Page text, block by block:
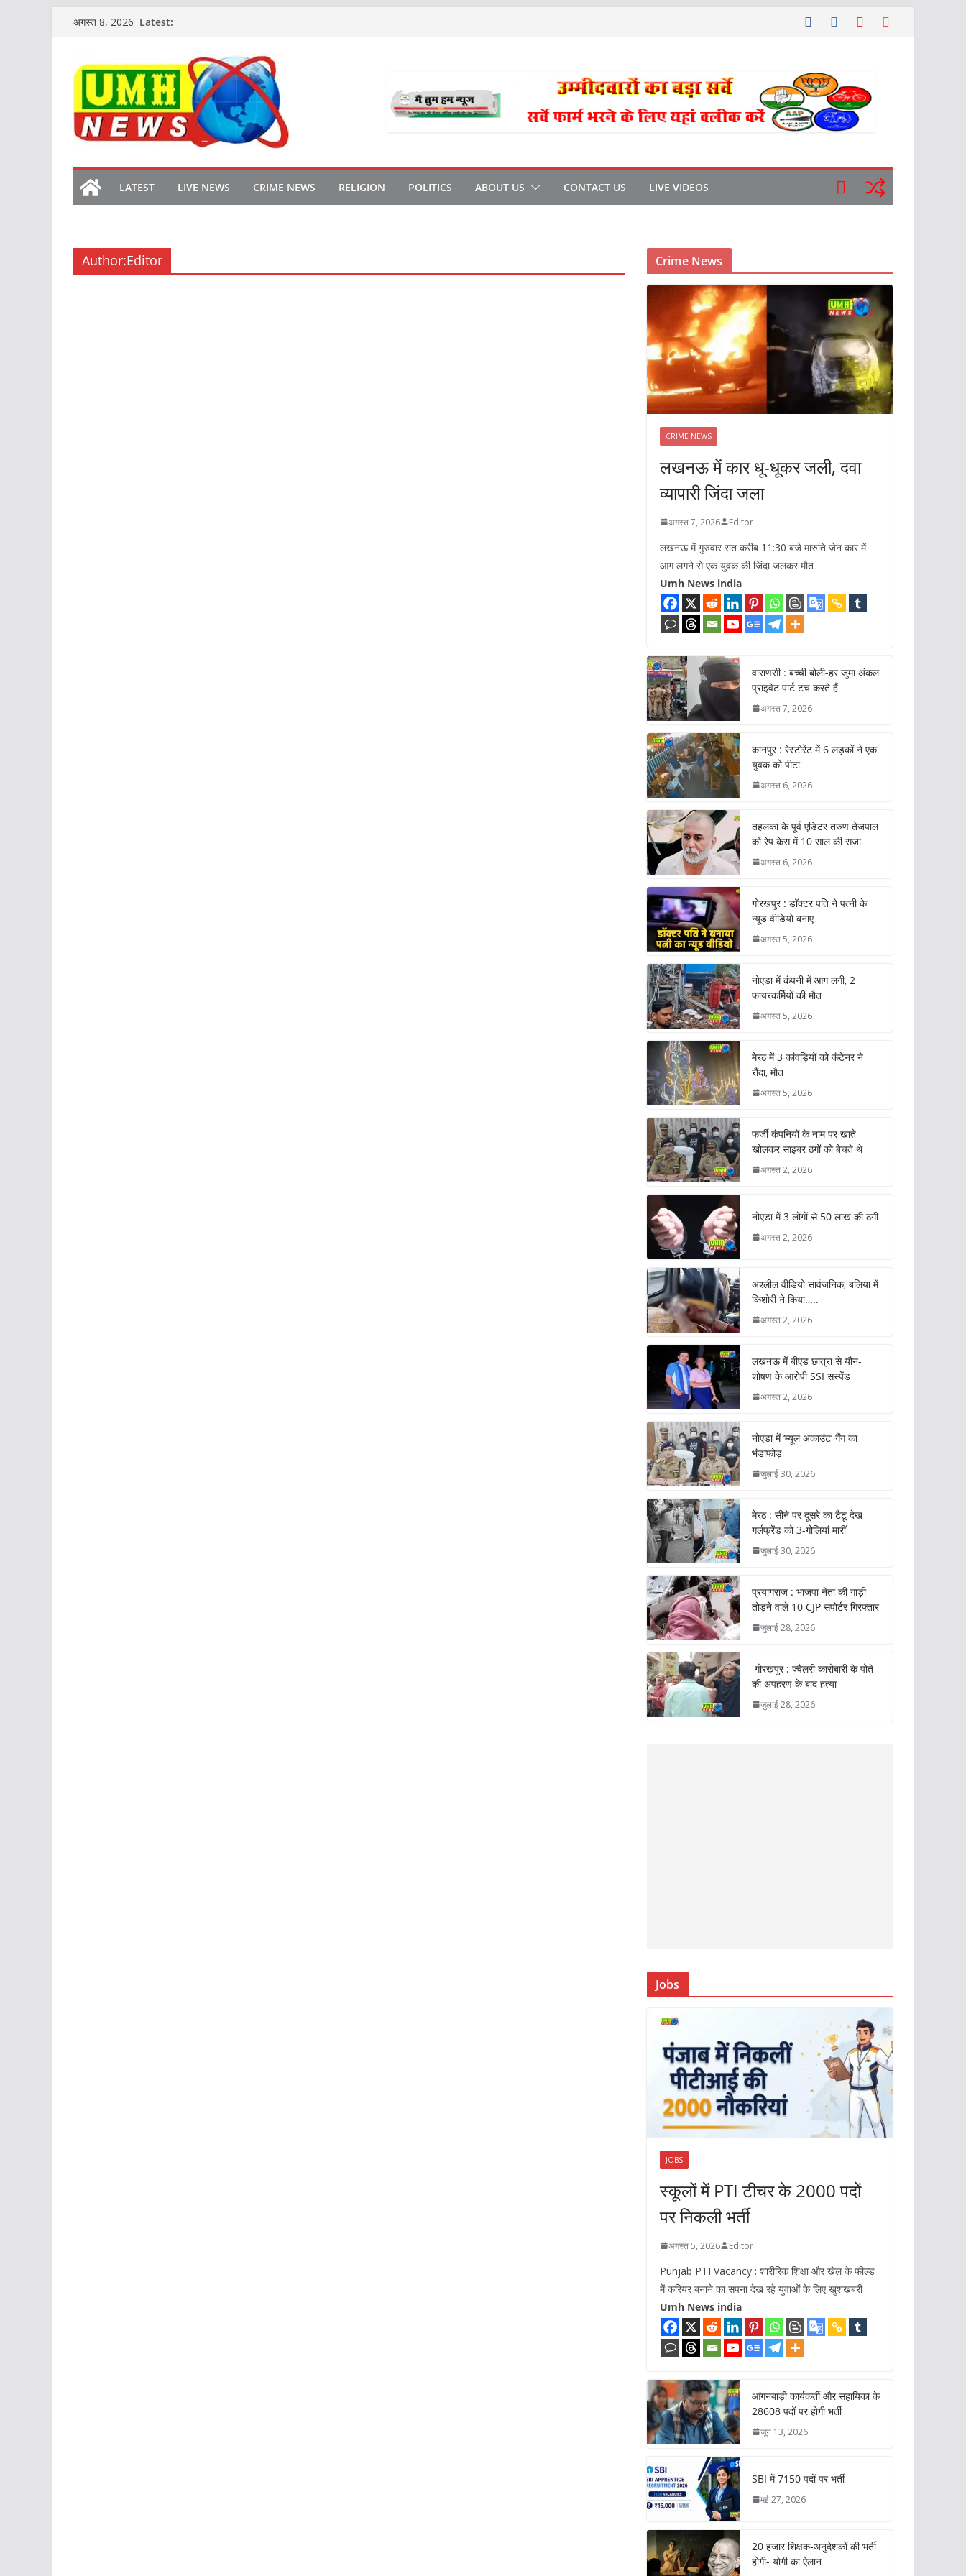
अगस्त 8, 2026 Latest:
LATEST LIVE NEWS CRIME NEWS RELIGION POLITICS ABOUT US CONTACT US LIVE VIDEOS
Author:Editor Crime News
CRIME NEWS
लखनऊ में कार धू-धूकर जली, दवा
व्यापारी जिंदा जला
अगस्त 7, 2026 Editor
लखनऊ में गुरुवार रात करीब 11:30 बजे मारुति जेन कार में
आग लगने से एक युवक की जिंदा जलकर मौत
Umh News india
वाराणसी : बच्ची बोली-हर जुमा अंकल
प्राइवेट पार्ट टच करते हैं
अगस्त 7, 2026
कानपुर : रेस्टोरेंट में 6 लड़कों ने एक
युवक को पीटा
अगस्त 6, 2026
तहलका के पूर्व एडिटर तरुण तेजपाल
को रेप केस में 10 साल की सजा
अगस्त 6, 2026
गोरखपुर : डॉक्टर पति ने पत्नी के
न्यूड वीडियो बनाए
अगस्त 5, 2026
नोएडा में कंपनी में आग लगी, 2
फायरकर्मियों की मौत
अगस्त 5, 2026
मेरठ में 3 कांवड़ियों को कंटेनर ने
रौंदा, मौत
अगस्त 5, 2026
फर्जी कंपनियों के नाम पर खाते
खोलकर साइबर ठगों को बेचते थे
अगस्त 2, 2026
नोएडा में 3 लोगों से 50 लाख की ठगी
अगस्त 2, 2026
अश्लील वीडियो सार्वजनिक, बलिया में
किशोरी ने किया…..
अगस्त 2, 2026
लखनऊ में बीएड छात्रा से यौन-
शोषण के आरोपी SSI सस्पेंड
अगस्त 2, 2026
नोएडा में ‘म्यूल अकाउंट’ गैंग का
भंडाफोड़
जुलाई 30, 2026
मेरठ : सीने पर दूसरे का टैटू देख
गर्लफ्रेंड को 3-गोलियां मारीं
जुलाई 30, 2026
प्रयागराज : भाजपा नेता की गाड़ी
तोड़ने वाले 10 CJP सपोर्टर गिरफ्तार
जुलाई 28, 2026
गोरखपुर : ज्वैलरी कारोबारी के पोते
की अपहरण के बाद हत्या
जुलाई 28, 2026
Jobs
JOBS
स्कूलों में PTI टीचर के 2000 पदों
पर निकली भर्ती
अगस्त 5, 2026 Editor
Punjab PTI Vacancy : शारीरिक शिक्षा और खेल के फील्ड
में करियर बनाने का सपना देख रहे युवाओं के लिए खुशखबरी
Umh News india
आंगनबाड़ी कार्यकर्ती और सहायिका के
28608 पदों पर होगी भर्ती
जून 13, 2026
SBI में 7150 पदों पर भर्ती
मई 27, 2026
20 हजार शिक्षक-अनुदेशकों की भर्ती
होगी- योगी का ऐलान